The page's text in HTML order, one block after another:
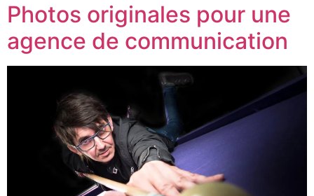
Photos originales pour une
agence de communication